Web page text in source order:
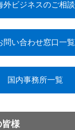
外ビジネスのご相談
問い合わせ窓口一覧
国内事務所一覧
皆様